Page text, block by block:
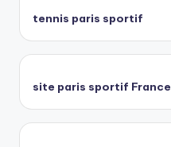
tennis paris sportif
site paris sportif France